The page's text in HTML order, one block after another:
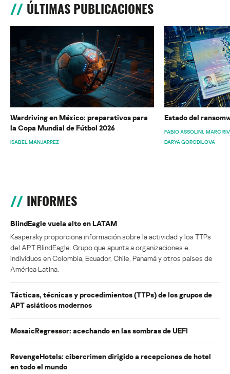
ÚLTIMAS PUBLICACIONES
Wardriving en México: preparativos para
la Copa Mundial de Fútbol 2026
ISABEL MANJARREZ
Estado del
FABIO ASSOLINI MARC
DARYA GORODILOVA
INFORMES
BlindEagle vuela alto en LATAM
Kaspersky proporciona información sobre la actividad y los TTPs
del APT BlindEagle. Grupo que apunta a organizaciones e
individuos en Colombia, Ecuador, Chile, Panamá y otros países de
América Latina.
Tácticas, técnicas y procedimientos (TTPs) de los grupos de
APT asiáticos modernos
MosaicRegressor: acechando en las sombras de UEFI
RevengeHotels: cibercrimen dirigido a recepciones de hotel
en todo el mundo